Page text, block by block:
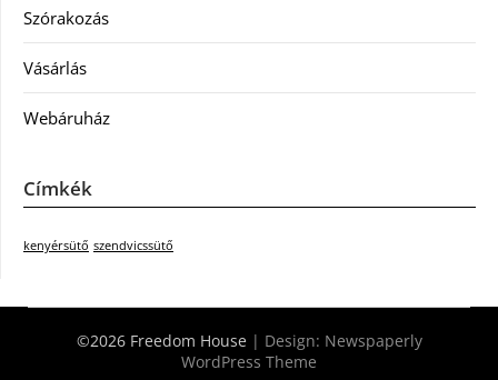
Szórakozás
Vásárlás
Webáruház
Címkék
kenyérsütő szendvicssütő
©2026 Freedom House | Design: Newspaperly
WordPress Theme